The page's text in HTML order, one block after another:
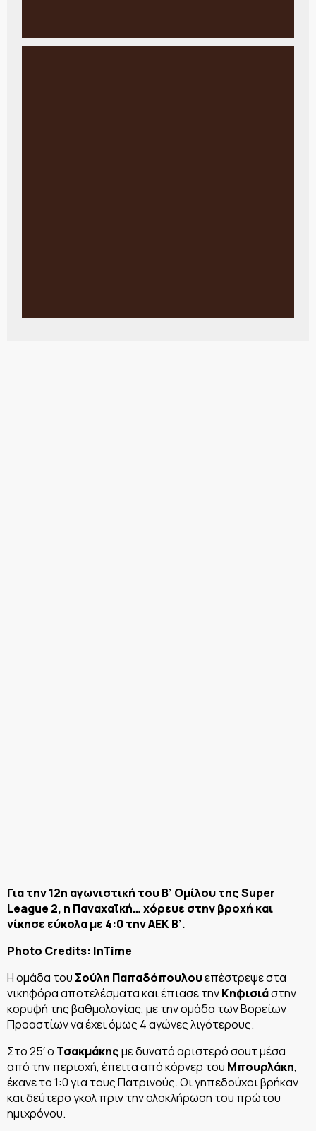
Για την 12η αγωνιστική του Β’ Ομίλου της Super
League 2, η Παναχαϊκή… χόρευε στην βροχή και
νίκησε εύκολα με 4:0 την ΑΕΚ Β’.
Photo Credits: InTime
Η ομάδα του Σούλη Παπαδόπουλουεπέστρεψε στα
νικηφόρα αποτελέσματα και έπιασε τηνΚηφισιάστην
κορυφή της βαθμολογίας, με την ομάδα των Βορείων
Προαστίων να έχει όμως 4 αγώνες λιγότερους.
Στο 25′ ο Τσακμάκηςμε δυνατό αριστερό σουτ μέσα
από την περιοχή, έπειτα από κόρνερ του Μπουρλάκη,
έκανε το 1:0 για τους Πατρινούς. Οι γηπεδούχοι βρήκαν
και δεύτερο γκολ πριν την ολοκλήρωση του πρώτου
ημιχρόνου.